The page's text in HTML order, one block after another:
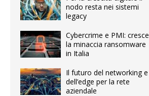
nodo resta nei sistemi
legacy
Cybercrime e PMI: cresce
la minaccia ransomware
in Italia
Il futuro del networking e
dell’edge per la rete
aziendale